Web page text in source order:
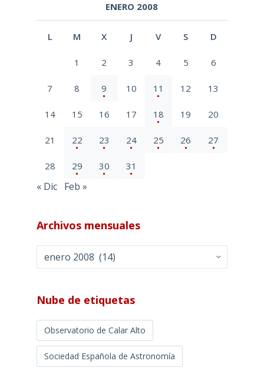
ENERO 2008
L M X J V S D
1 2 3 4 5 6
7 8 9 10 11 12 13
14 15 16 17 18 19 20
21 22 23 24 25 26 27
28 29 30 31
« Dic Feb »
Archivos mensuales
mensuales
Nube de etiquetas
Observatorio de Calar Alto
Sociedad Española de Astronomía